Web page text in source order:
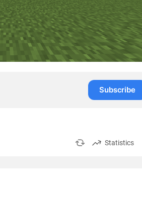
Subscribe
Statistics